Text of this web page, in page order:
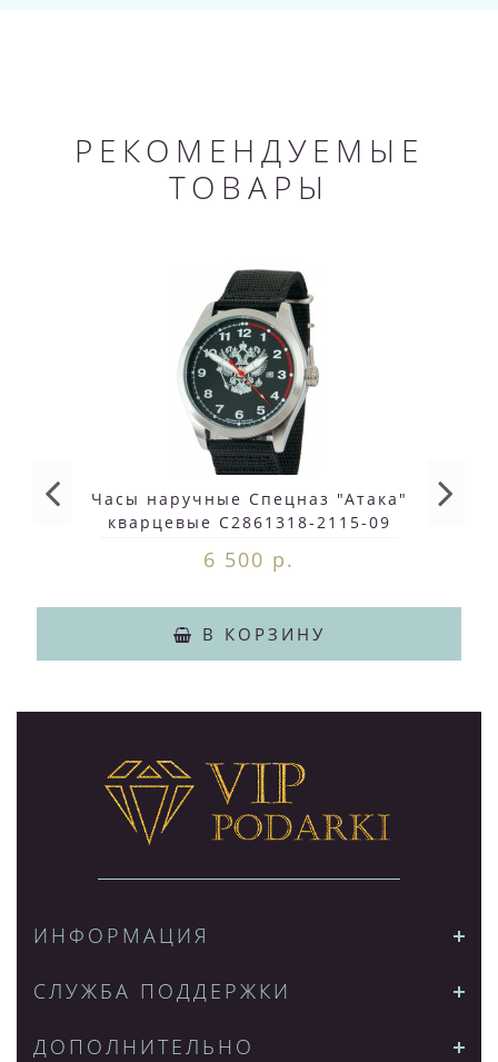
РЕКОМЕНДУЕМЫЕ
ТОВАРЫ
Часы наручные Спецназ "Атака"
кварцевые С2861318-2115-09
6 500 р.
В КОРЗИНУ
ИНФОРМАЦИЯ
СЛУЖБА ПОДДЕРЖКИ
ДОПОЛНИТЕЛЬНО